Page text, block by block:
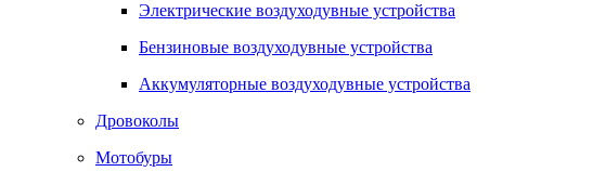
Электрические воздуходувные устройства
Бензиновые воздуходувные устройства
Аккумуляторные воздуходувные устройства
Дровоколы
Мотобуры